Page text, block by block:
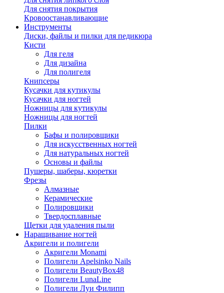
Для снятия покрытия
Кровоостанавливающие
Инструменты
Диски, файлы и пилки для педикюра
Кисти
Для геля
Для дизайна
Для полигеля
Книпсеры
Кусачки для кутикулы
Кусачки для ногтей
Ножницы для кутикулы
Ножницы для ногтей
Пилки
Бафы и полировщики
Для искусственных ногтей
Для натуральных ногтей
Основы и файлы
Пушеры, шаберы, кюретки
Фрезы
Алмазные
Керамические
Полировщики
Твердосплавные
Щетки для удаления пыли
Наращивание ногтей
Акригели и полигели
Акригели Monami
Полигели Apelsinko Nails
Полигели BeautyBox48
Полигели LunaLine
Полигели Луи Филипп